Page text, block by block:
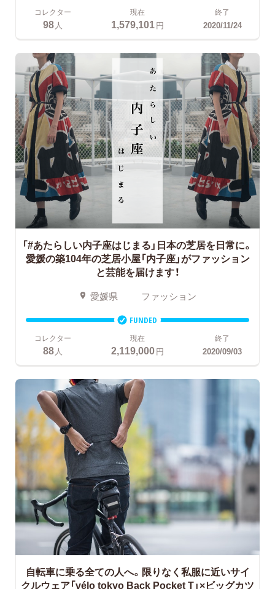
コレクター
98 人
現在
1,579,101円
終了
2020/11/24
「#あたらしい内子座はじまる」日本の芝居を日常に。
愛媛の築104年の芝居小屋「内子座」がファッション
と芸能を届けます！
愛媛県 ファッション
FUNDED
コレクター
88人
現在
2,119,000円
終了
2020/09/03
自転車に乗る全ての人へ。限りなく私服に近いサイ
クルウェア「vélo tokyo Back Pocket T」×ビッグカツ